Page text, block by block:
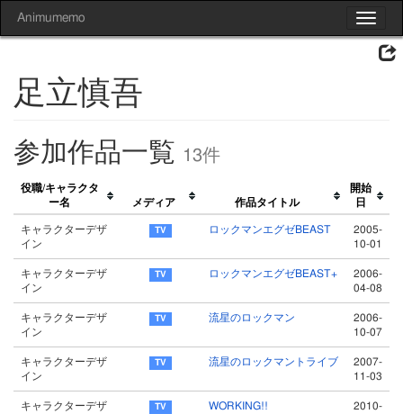
Toggle
Animumemo
足立慎吾
参加作品一覧 13件
役職/キャラクタ
ー名
メディア 作品タイトル
開始
日
キャラクターデザ
イン
ロックマンエグゼBEAST
2005-
10-01
キャラクターデザ
イン
ロックマンエグゼBEAST+
2006-
04-08
キャラクターデザ
イン
流星のロックマン
2006-
10-07
キャラクターデザ
イン
流星のロックマントライブ
2007-
11-03
キャラクターデザ
WORKING!!
2010-